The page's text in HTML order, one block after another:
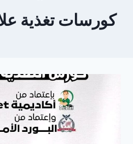
كورسات تغذية